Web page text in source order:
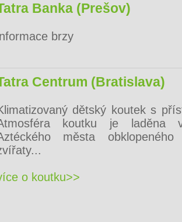
Banka (Prešov)
brzy
Centrum (Bratislava)
dětský koutek s
koutku je laděna
města
o koutku>>